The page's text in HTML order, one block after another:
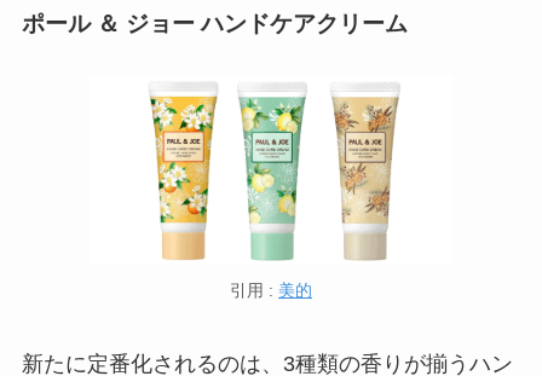
ポール ＆ ジョー ハンドケアクリーム
引用 : 美的
新たに定番化されるのは、3種類の香りが揃うハン